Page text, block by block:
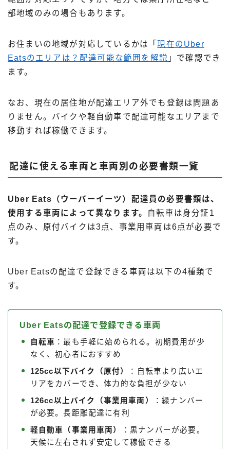
部地域のみの場合もあります。
お住まいの地域が対応しているかは「現在のUber
Eatsのエリアは？配達可能な範囲を解説 」で確認でき
ます。
なお、現在の居住地が配達エリア外でも登録は問題あ
りません。バイクや軽自動車で配達可能なエリアまで
移動すれば稼働できます。
配達に使える車両と車両別の必要書類一覧
Uber Eats（ウーバーイーツ）配達員の必要書類は、
使用する車両によって異なります。
自転車は身分証1
点のみ、原付バイクは3点、事業用車両は6点が必要で
す。
Uber Eatsの配達で登録できる車両は以下の4種類で
す。
Uber Eatsの配達で登録できる車両
自転車 ：最も手軽に始められる。初期費用が少
なく、初心者におすすめ
125cc以下バイク（原付）
：自転車より広いエ
リアをカバーでき、体力的な負担が少ない
126cc以上バイク（事業用車両）
：緑ナンバー
が必要。長距離配達に有利
軽自動車（事業用車両）
：黒ナンバーが必要。
天候に左右されず安定して稼働できる